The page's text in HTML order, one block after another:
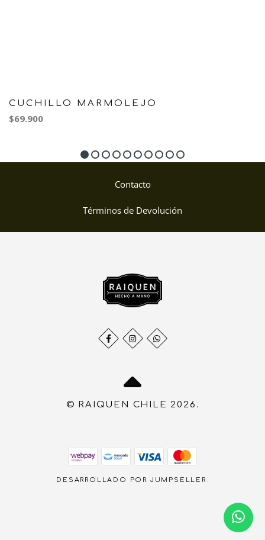
CUCHILLO MARMOLEJO
$69.900
Contacto
Términos de Devolución
© RAIQUEN CHILE 2026.
DESARROLLADO POR JUMPSELLER.